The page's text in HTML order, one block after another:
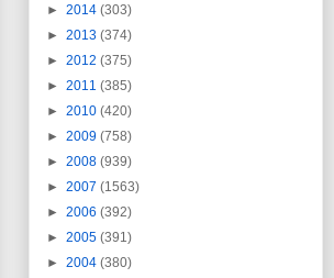
► 2014 (303)
► 2013 (374)
► 2012 (375)
► 2011 (385)
► 2010 (420)
► 2009 (758)
► 2008 (939)
► 2007 (1563)
► 2006 (392)
► 2005 (391)
► 2004 (380)